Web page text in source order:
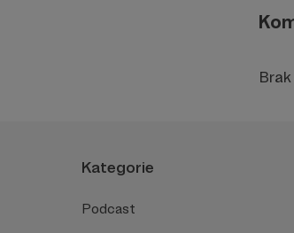
Brak
Kategorie
Podcast